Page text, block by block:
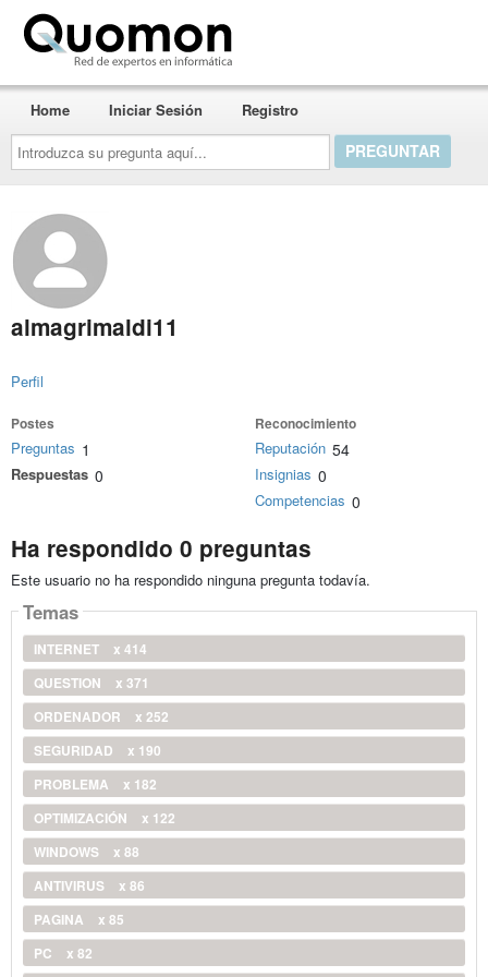
Introduzca
su
pregunta
aquí...
Home Iniciar Sesión Registro
almagrimaldi11
Perfil
Postes
Preguntas 1
Respuestas 0
Reconocimiento
Reputación 54
Insignias 0
Competencias 0
Ha respondido 0 preguntas
Este usuario no ha respondido ninguna pregunta todavía.
Temas
INTERNET
x 414
QUESTION
x 371
ORDENADOR
x 252
SEGURIDAD
x 190
PROBLEMA
x 182
OPTIMIZACIÓN
x 122
WINDOWS
x 88
ANTIVIRUS
x 86
PAGINA
x 85
PC
x 82